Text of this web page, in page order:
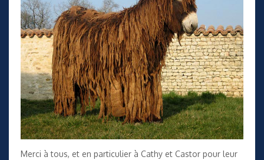
Merci à tous, et en particulier à Cathy et Castor pour leur